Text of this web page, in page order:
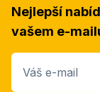
Nejlepší
vašem e-
Váš e-mail